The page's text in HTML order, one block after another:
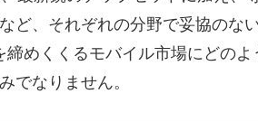
ど、それぞれの分野で妥協のな
めくくるモバイル市場にどの
でなりません。